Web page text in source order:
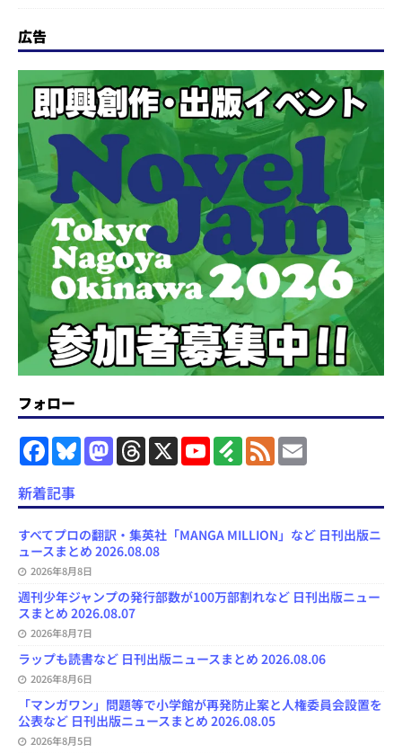
広告
フォロー
F
a
e
b
o
k
B
s
y
M
a
o
o
n
T
h
a
s
X
Y
o
u
e
C
n
n
F
e
l
F
e
l
新着記事
すべてプロの翻訳・集英社「MANGA MILLION」など 日刊出版ニ
ュースまとめ 2026.08.08
2026年8月8日
週刊少年ジャンプの発行部数が100万部割れなど 日刊出版ニュー
スまとめ 2026.08.07
2026年8月7日
ラップも読書など 日刊出版ニュースまとめ 2026.08.06
2026年8月6日
「マンガワン」問題等で小学館が再発防止案と人権委員会設置を
公表など 日刊出版ニュースまとめ 2026.08.05
2026年8月5日